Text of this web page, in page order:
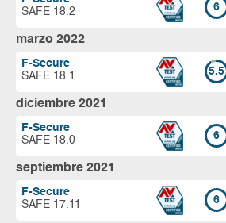
SAFE 18.2
6
marzo 2022
F-Secure
SAFE 18.1
5.5
diciembre 2021
F-Secure
SAFE 18.0
6
septiembre 2021
F-Secure
SAFE 17.11
6